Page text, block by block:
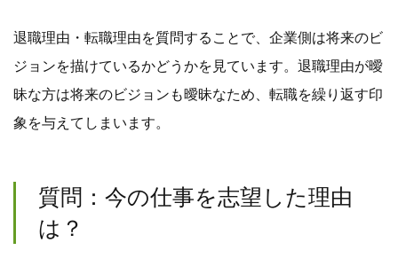
退職理由・転職理由を質問することで、企業側は将来のビ
ジョンを描けているかどうかを見ています。退職理由が曖
昧な方は将来のビジョンも曖昧なため、転職を繰り返す印
象を与えてしまいます。
質問：今の仕事を志望した理由
は？